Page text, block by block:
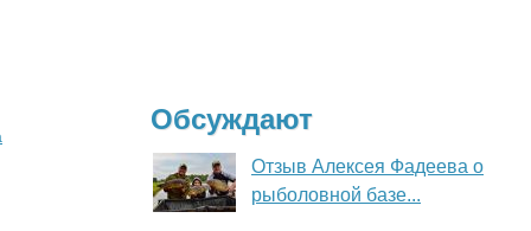
Обсуждают
Отзыв Алексея Фадеева о
рыболовной базе...